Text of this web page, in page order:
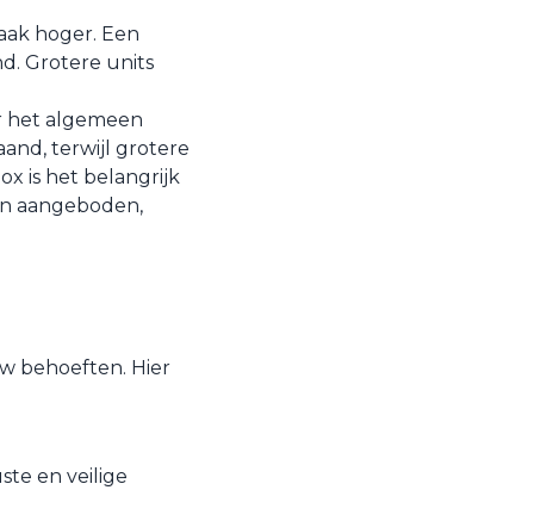
hoger. Een
Grotere units
het algemeen
terwijl grotere
is het belangrijk
aangeboden,
behoeften. Hier
en veilige